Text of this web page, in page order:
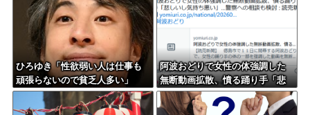
ひろゆき「性欲弱い人は仕事も
頑張らないので貧乏人多い」
阿波おどりで女性の体強調した
無断動画拡散、憤る踊り手「悲
しいし気持ち悪い」…悪質なケ
ースは警察への相談検討